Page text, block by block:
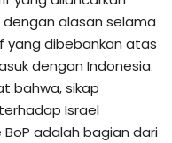
alasan selama
yang dibebankan atas
dengan Indonesia.
bahwa, sikap
Israel
adalah bagian dari